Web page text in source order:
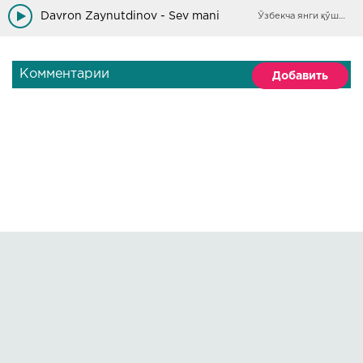
Aybni faqat mendan izlamasdan
Ber o'zingga savol
Davron Zaynutdinov - Sev mani Ўзбекча янги қўшиқлар
Комментарии Добавить